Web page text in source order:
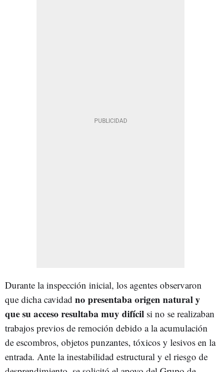
Durante la inspección inicial, los agentes observaron
que dicha cavidad no presentaba origen natural y
que su acceso resultaba muy difícil si no se realizaban
trabajos previos de remoción debido a la acumulación
de escombros, objetos punzantes, tóxicos y lesivos en la
entrada. Ante la inestabilidad estructural y el riesgo de